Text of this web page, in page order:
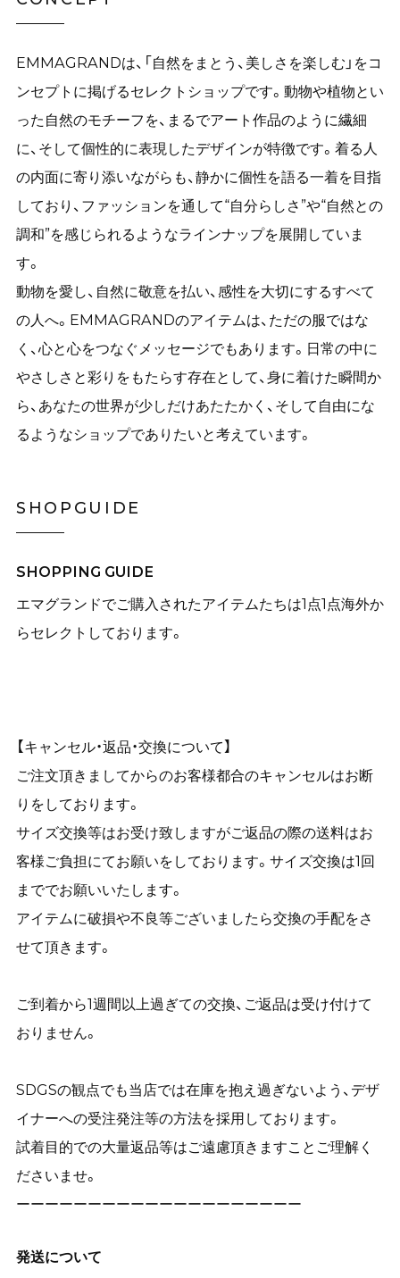
EMMAGRANDは、「自然をまとう、美しさを楽しむ」をコ
ンセプトに掲げるセレクトショップです。動物や植物とい
った自然のモチーフを、まるでアート作品のように繊細
に、そして個性的に表現したデザインが特徴です。着る人
の内面に寄り添いながらも、静かに個性を語る一着を目指
しており、ファッションを通して“自分らしさ”や“自然との
調和”を感じられるようなラインナップを展開していま
す。
動物を愛し、自然に敬意を払い、感性を大切にするすべて
の人へ。EMMAGRANDのアイテムは、ただの服ではな
く、心と心をつなぐメッセージでもあります。日常の中に
やさしさと彩りをもたらす存在として、身に着けた瞬間か
ら、あなたの世界が少しだけあたたかく、そして自由にな
るようなショップでありたいと考えています。
SHOPGUIDE
SHOPPING GUIDE
エマグランドでご購入されたアイテムたちは1点1点海外か
らセレクトしております。
【キャンセル・返品・交換について】
ご注文頂きましてからのお客様都合のキャンセルはお断
りをしております。
サイズ交換等はお受け致しますがご返品の際の送料はお
客様ご負担にてお願いをしております。サイズ交換は1回
まででお願いいたします。
アイテムに破損や不良等ございましたら交換の手配をさ
せて頂きます。
ご到着から1週間以上過ぎての交換、ご返品は受け付けて
おりません。
SDGSの観点でも当店では在庫を抱え過ぎないよう、デザ
イナーへの受注発注等の方法を採用しております。
試着目的での大量返品等はご遠慮頂きますことご理解く
ださいませ。
ーーーーーーーーーーーーーーーーーーーー
発送について